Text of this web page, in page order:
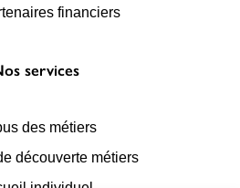
financiers
services
des métiers
découverte métiers